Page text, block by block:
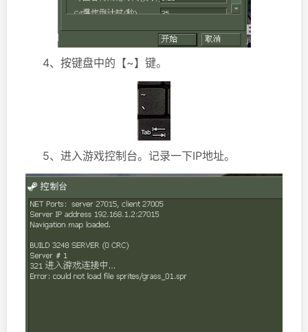
4、按键盘中的【~】键。
5、进入游戏控制台。记录一下IP地址。